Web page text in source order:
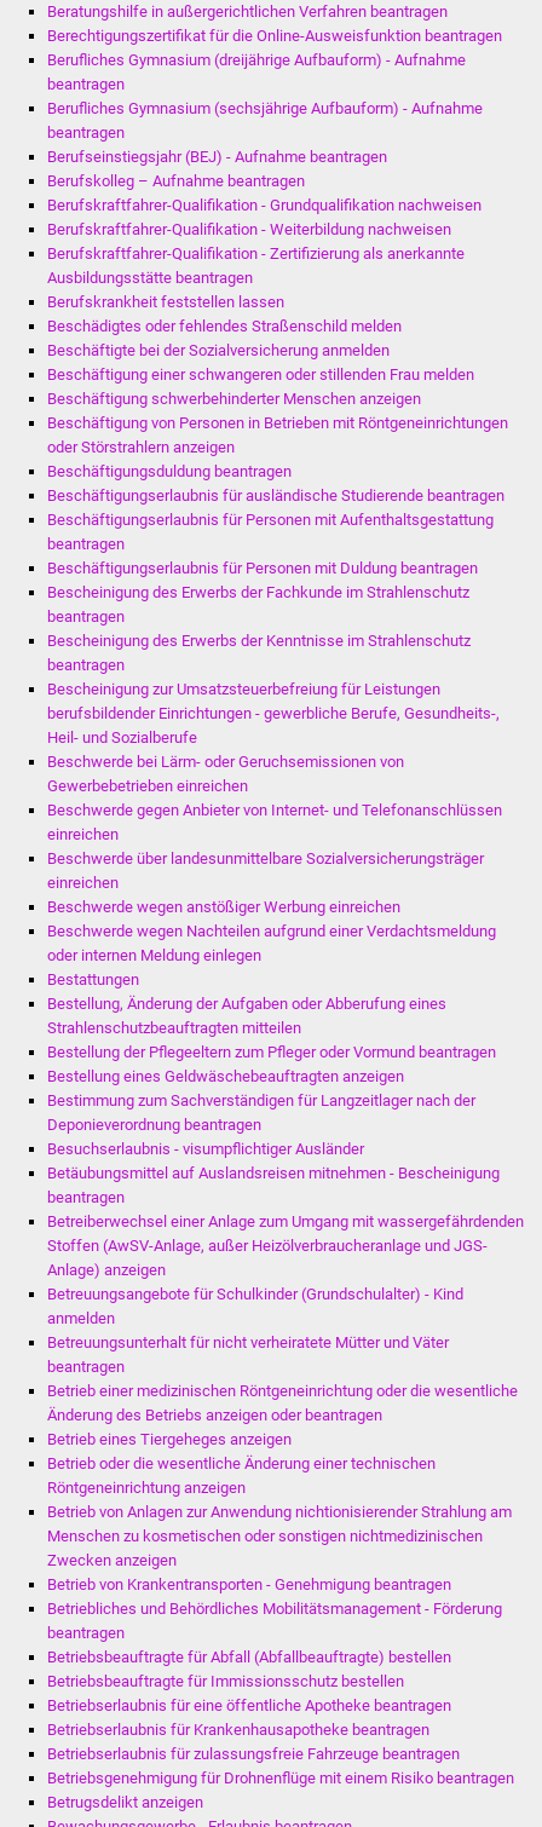
Beratungshilfe in außergerichtlichen Verfahren beantragen
Berechtigungszertifikat für die Online-Ausweisfunktion beantragen
Berufliches Gymnasium (dreijährige Aufbauform) - Aufnahme
beantragen
Berufliches Gymnasium (sechsjährige Aufbauform) - Aufnahme
beantragen
Berufseinstiegsjahr (BEJ) - Aufnahme beantragen
Berufskolleg – Aufnahme beantragen
Berufskraftfahrer-Qualifikation - Grundqualifikation nachweisen
Berufskraftfahrer-Qualifikation - Weiterbildung nachweisen
Berufskraftfahrer-Qualifikation - Zertifizierung als anerkannte
Ausbildungsstätte beantragen
Berufskrankheit feststellen lassen
Beschädigtes oder fehlendes Straßenschild melden
Beschäftigte bei der Sozialversicherung anmelden
Beschäftigung einer schwangeren oder stillenden Frau melden
Beschäftigung schwerbehinderter Menschen anzeigen
Beschäftigung von Personen in Betrieben mit Röntgeneinrichtungen
oder Störstrahlern anzeigen
Beschäftigungsduldung beantragen
Beschäftigungserlaubnis für ausländische Studierende beantragen
Beschäftigungserlaubnis für Personen mit Aufenthaltsgestattung
beantragen
Beschäftigungserlaubnis für Personen mit Duldung beantragen
Bescheinigung des Erwerbs der Fachkunde im Strahlenschutz
beantragen
Bescheinigung des Erwerbs der Kenntnisse im Strahlenschutz
beantragen
Bescheinigung zur Umsatzsteuerbefreiung für Leistungen
berufsbildender Einrichtungen - gewerbliche Berufe, Gesundheits-,
Heil- und Sozialberufe
Beschwerde bei Lärm- oder Geruchsemissionen von
Gewerbebetrieben einreichen
Beschwerde gegen Anbieter von Internet- und Telefonanschlüssen
einreichen
Beschwerde über landesunmittelbare Sozialversicherungsträger
einreichen
Beschwerde wegen anstößiger Werbung einreichen
Beschwerde wegen Nachteilen aufgrund einer Verdachtsmeldung
oder internen Meldung einlegen
Bestattungen
Bestellung, Änderung der Aufgaben oder Abberufung eines
Strahlenschutzbeauftragten mitteilen
Bestellung der Pflegeeltern zum Pfleger oder Vormund beantragen
Bestellung eines Geldwäschebeauftragten anzeigen
Bestimmung zum Sachverständigen für Langzeitlager nach der
Deponieverordnung beantragen
Besuchserlaubnis - visumpflichtiger Ausländer
Betäubungsmittel auf Auslandsreisen mitnehmen - Bescheinigung
beantragen
Betreiberwechsel einer Anlage zum Umgang mit wassergefährdenden
Stoffen (AwSV-Anlage, außer Heizölverbraucheranlage und JGS-
Anlage) anzeigen
Betreuungsangebote für Schulkinder (Grundschulalter) - Kind
anmelden
Betreuungsunterhalt für nicht verheiratete Mütter und Väter
beantragen
Betrieb einer medizinischen Röntgeneinrichtung oder die wesentliche
Änderung des Betriebs anzeigen oder beantragen
Betrieb eines Tiergeheges anzeigen
Betrieb oder die wesentliche Änderung einer technischen
Röntgeneinrichtung anzeigen
Betrieb von Anlagen zur Anwendung nichtionisierender Strahlung am
Menschen zu kosmetischen oder sonstigen nichtmedizinischen
Zwecken anzeigen
Betrieb von Krankentransporten - Genehmigung beantragen
Betriebliches und Behördliches Mobilitätsmanagement - Förderung
beantragen
Betriebsbeauftragte für Abfall (Abfallbeauftragte) bestellen
Betriebsbeauftragte für Immissionsschutz bestellen
Betriebserlaubnis für eine öffentliche Apotheke beantragen
Betriebserlaubnis für Krankenhausapotheke beantragen
Betriebserlaubnis für zulassungsfreie Fahrzeuge beantragen
Betriebsgenehmigung für Drohnenflüge mit einem Risiko beantragen
Betrugsdelikt anzeigen